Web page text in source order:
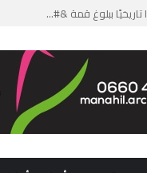
الاستثنائي لمهنيي ال...
جهات المملكة يجددون ...